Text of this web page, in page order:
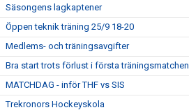
Säsongens lagkaptener
Öppen teknik träning 25/9 18-20
Medlems- och träningsavgifter
Bra start trots förlust i första träningsmatchen
MATCHDAG - inför THF vs SIS
Trekronors Hockeyskola